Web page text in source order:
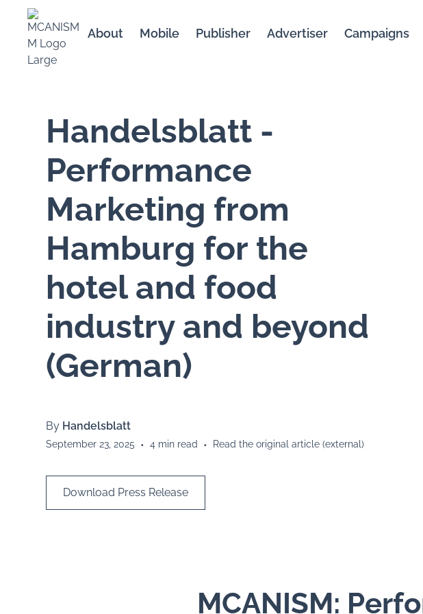
About Mobile Publisher Advertiser Campaigns
Handelsblatt -
Performance
Marketing from
Hamburg for the
hotel and food
industry and beyond
(German)
By Handelsblatt
September 23, 2025 • 4 min read • Read the original article (external)
Download Press Release
MCANISM: